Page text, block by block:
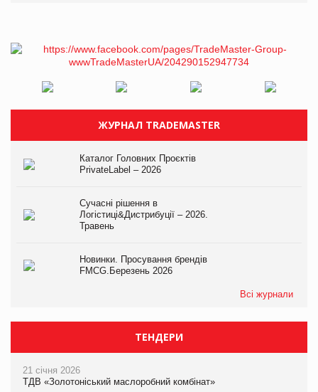
ЖУРНАЛ TRADEMASTER
Каталог Головних Проєктів
PrivateLabel – 2026
Сучасні рішення в
Логістиці&Дистрибуції – 2026.
Травень
Новинки. Просування брендів
FMCG.Березень 2026
Всі журнали
ТЕНДЕРИ
21 січня 2026
ТДВ «Золотоніський маслоробний комбінат»